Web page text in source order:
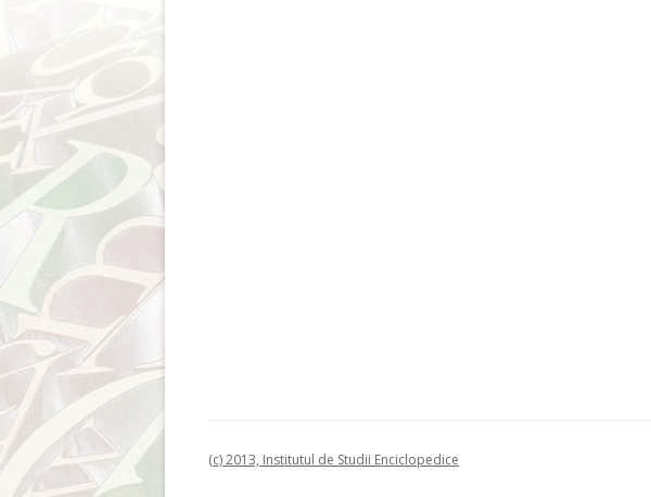
(c) 2013, Institutul de Studii Enciclopedice